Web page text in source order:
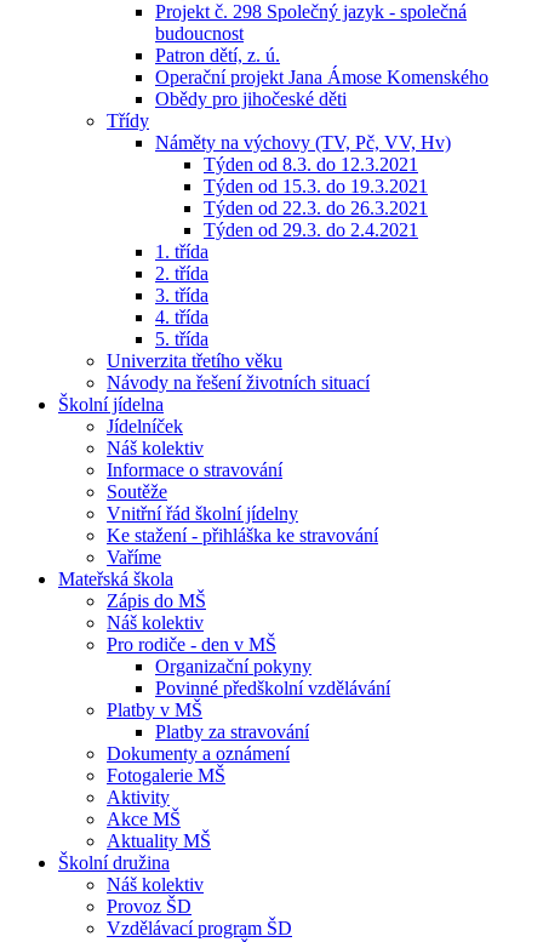
Projekt č. 298 Společný jazyk - společná
budoucnost
Patron dětí, z. ú.
Operační projekt Jana Ámose Komenského
Obědy pro jihočeské děti
Třídy
Náměty na výchovy (TV, Pč, VV, Hv)
Týden od 8.3. do 12.3.2021
Týden od 15.3. do 19.3.2021
Týden od 22.3. do 26.3.2021
Týden od 29.3. do 2.4.2021
1. třída
2. třída
3. třída
4. třída
5. třída
Univerzita třetího věku
Návody na řešení životních situací
Školní jídelna
Jídelníček
Náš kolektiv
Informace o stravování
Soutěže
Vnitřní řád školní jídelny
Ke stažení - přihláška ke stravování
Vaříme
Mateřská škola
Zápis do MŠ
Náš kolektiv
Pro rodiče - den v MŠ
Organizační pokyny
Povinné předškolní vzdělávání
Platby v MŠ
Platby za stravování
Dokumenty a oznámení
Fotogalerie MŠ
Aktivity
Akce MŠ
Aktuality MŠ
Školní družina
Náš kolektiv
Provoz ŠD
Vzdělávací program ŠD